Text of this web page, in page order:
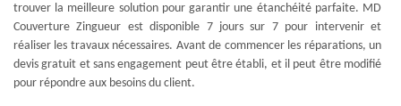
trouver la meilleure solution pour garantir une étanchéité parfaite. MD
Couverture Zingueur est disponible 7 jours sur 7 pour intervenir et
réaliser les travaux nécessaires. Avant de commencer les réparations, un
devis gratuit et sans engagement peut être établi, et il peut être modifié
pour répondre aux besoins du client.